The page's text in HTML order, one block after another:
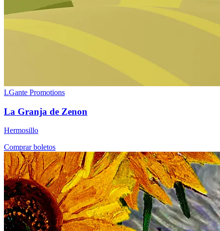
LGante Promotions
La Granja de Zenon
Hermosillo
Comprar boletos